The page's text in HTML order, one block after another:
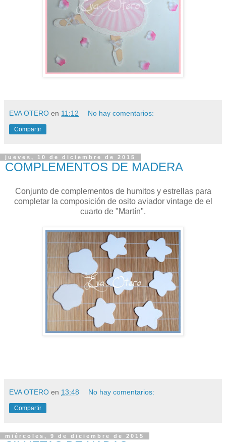
EVA OTERO en 11:12 No hay comentarios:
Compartir
jueves, 10 de diciembre de 2015
COMPLEMENTOS DE MADERA
Conjunto de complementos de humitos y estrellas para
completar la composición de osito aviador vintage de el
cuarto de "Martín".
EVA OTERO en 13:48 No hay comentarios:
Compartir
miércoles, 9 de diciembre de 2015